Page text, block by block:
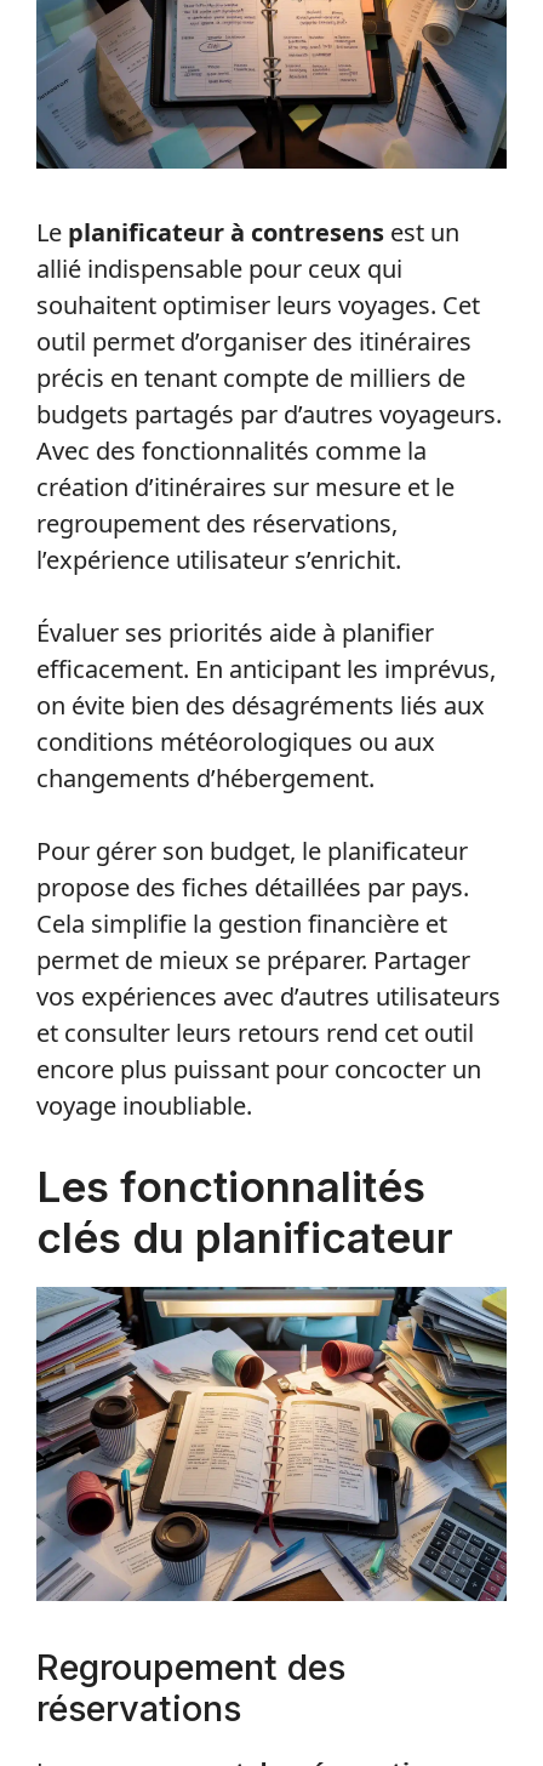
Le planificateur à contresens est un
allié indispensable pour ceux qui
souhaitent optimiser leurs voyages. Cet
outil permet d’organiser des itinéraires
précis en tenant compte de milliers de
budgets partagés par d’autres voyageurs.
Avec des fonctionnalités comme la
création d’itinéraires sur mesure et le
regroupement des réservations,
l’expérience utilisateur s’enrichit.
Évaluer ses priorités aide à planifier
efficacement. En anticipant les imprévus,
on évite bien des désagréments liés aux
conditions météorologiques ou aux
changements d’hébergement.
Pour gérer son budget, le planificateur
propose des fiches détaillées par pays.
Cela simplifie la gestion financière et
permet de mieux se préparer. Partager
vos expériences avec d’autres utilisateurs
et consulter leurs retours rend cet outil
encore plus puissant pour concocter un
voyage inoubliable.
Les fonctionnalités
clés du planificateur
Regroupement des
réservations